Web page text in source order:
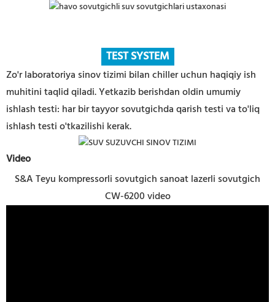
TEST SYSTEM
Zo'r laboratoriya sinov tizimi bilan chiller uchun haqiqiy ish
muhitini taqlid qiladi. Yetkazib berishdan oldin umumiy
ishlash testi: har bir tayyor sovutgichda qarish testi va to'liq
ishlash testi o'tkazilishi kerak.
Video
S&A Teyu kompressorli sovutgich sanoat lazerli sovutgich
CW-6200 video